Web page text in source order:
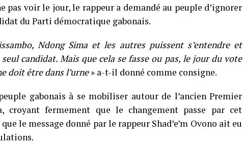
voir le jour, le rappeur a demandé au peuple d’ignorer
du Parti démocratique gabonais.
Ndong Sima et les autres puissent s’entendre et
candidat. Mais que cela se fasse ou pas, le jour du vote
doit être dans l’urne» a-t-il donné comme consigne.
gabonais à se mobiliser autour de l’ancien Premier
croyant fermement que le changement passe par cet
le message donné par le rappeur Shad’e’m Ovono ait eu